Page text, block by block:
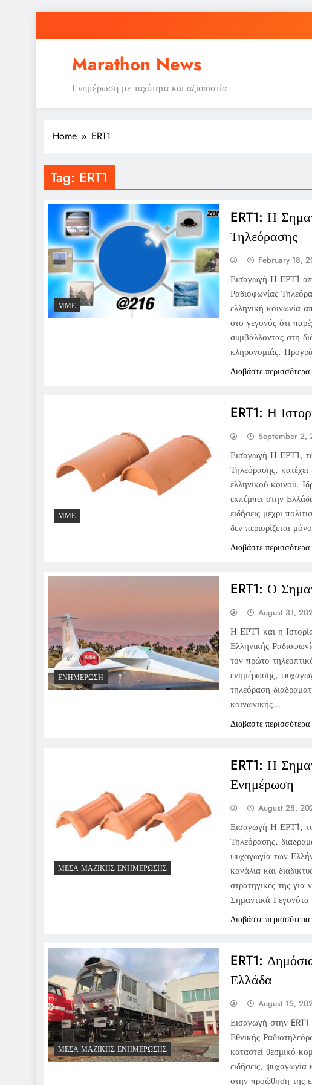
Marathon News
Ενημέρωση με ταχύτητα και αξιοπιστία
Home ERT1
Tag: ERT1
ΜΜΕ
ERT1: Η
Τηλεόρασης
February 18,
Εισαγωγή Η ΕΡΤ1
Ραδιοφωνίας
ελληνική κοινωνία
στο γεγονός ότι
συμβάλλοντας στη
κληρονομιάς.
Διαβάστε περισσότερα
ΜΜΕ
ERT1: Η
September 2,
Εισαγωγή Η ΕΡΤ1, το
Τηλεόρασης,
ελληνικού κοινού.
εκπέμπει στην
ειδήσεις μέχρι
δεν περιορίζεται
Διαβάστε περισσότερα
ΕΝΗΜΈΡΩΣΗ
ERT1: Ο
August 31,
Η ΕΡΤ1 και η
Ελληνικής
τον πρώτο
ενημέρωσης,
τηλεόραση
κοινωνικής…
Διαβάστε περισσότερα
ΜΈΣΑ ΜΑΖΙΚΉΣ ΕΝΗΜΈΡΩΣΗΣ
ERT1: Η
Ενημέρωση
August 28,
Εισαγωγή Η ΕΡΤ1,
Τηλεόρασης,
ψυχαγωγία των
κανάλια και
στρατηγικές της για
Σημαντικά
Διαβάστε περισσότερα
ΜΈΣΑ ΜΑΖΙΚΉΣ ΕΝΗΜΈΡΩΣΗΣ
ERT1:
Ελλάδα
August 15,
Εισαγωγή στην
Εθνικής
καταστεί θεσμικό
ειδήσεις, ψυχαγωγία
στην προώθηση της